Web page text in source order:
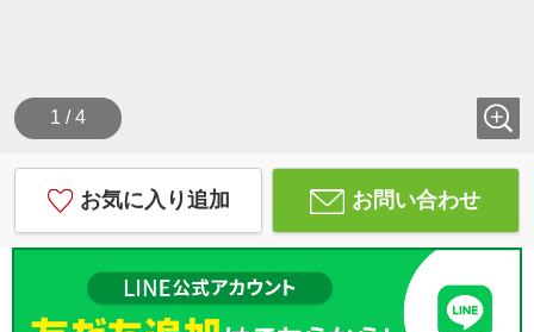
1 / 4
お気に入り追加 お問い合わせ